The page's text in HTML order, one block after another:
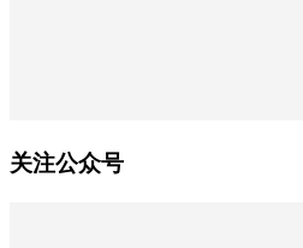
关注公众号